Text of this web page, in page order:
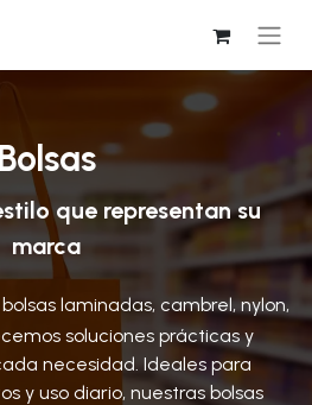
que representan su
marca
laminadas, cambrel, nylon,
soluciones prácticas y
necesidad. Ideales para
y uso diario, nuestras bolsas